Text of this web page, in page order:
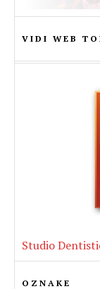
VIDI WEB
Studio
OZNAKE